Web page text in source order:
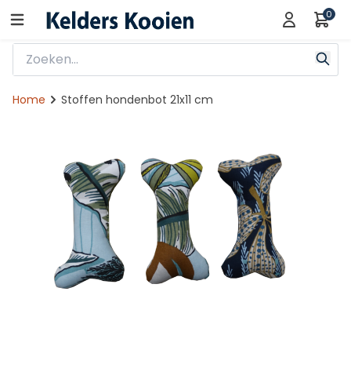
0
Home Stoffen hondenbot 21x11 cm